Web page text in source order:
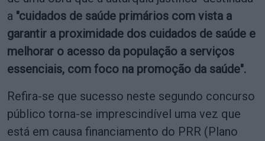
a "cuidados de saúde primários com vista a
garantir a proximidade dos cuidados de saúde e
melhorar o acesso da população a serviços
essenciais, com foco na promoção da saúde".
Refira-se que sucesso neste segundo concurso
público torna-se imprescindível uma vez que
está em causa financiamento do PRR (Plano